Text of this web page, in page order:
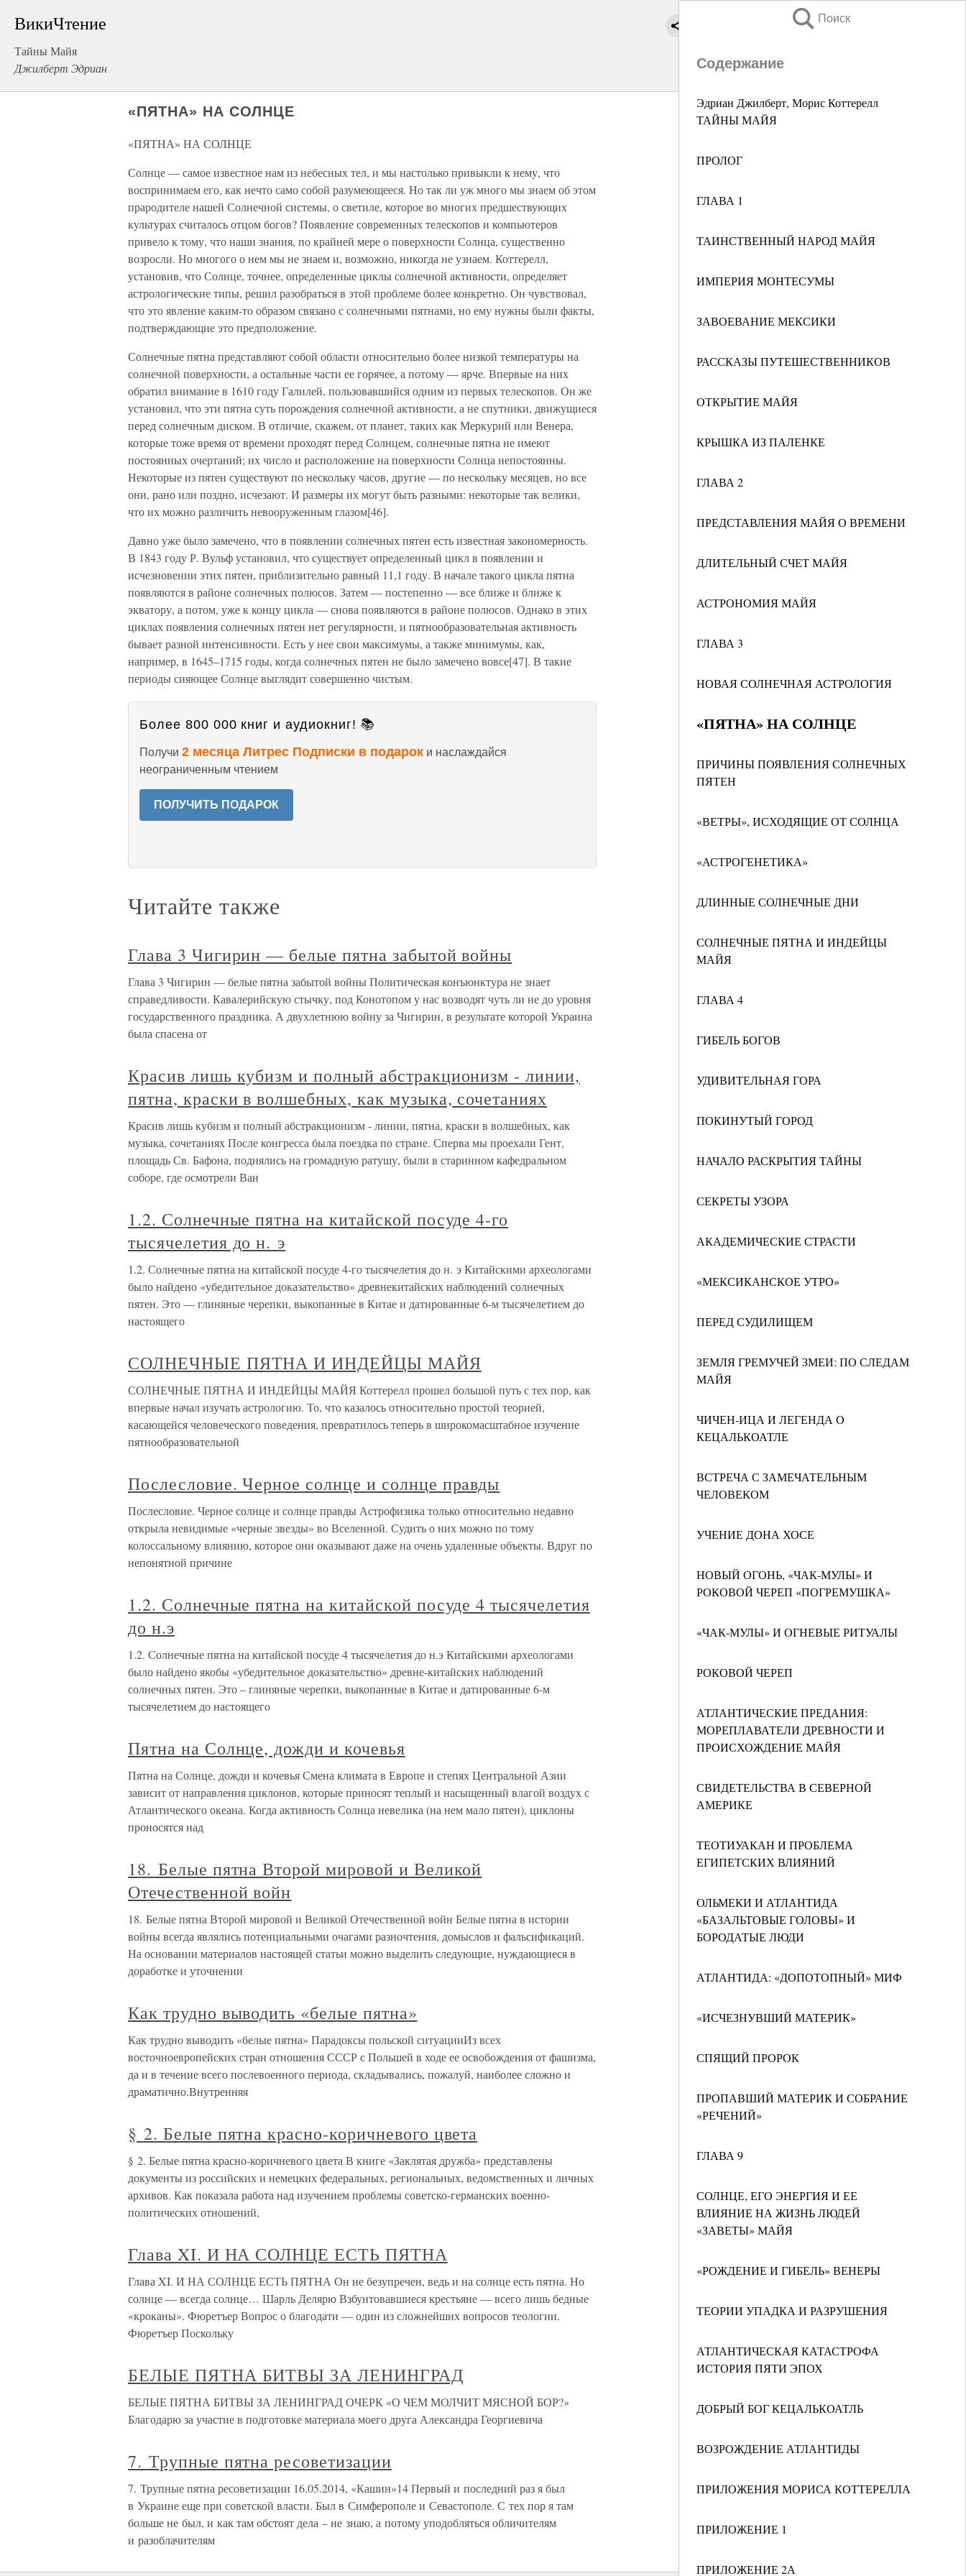
ВикиЧтение
Тайны Майя
Джилберт Эдриан
Поиск
Содержание
Эдриан Джилберт, Морис Коттерелл
ТАЙНЫ МАЙЯ
ПРОЛОГ
ГЛАВА 1
ТАИНСТВЕННЫЙ НАРОД МАЙЯ
ИМПЕРИЯ МОНТЕСУМЫ
ЗАВОЕВАНИЕ МЕКСИКИ
РАССКАЗЫ ПУТЕШЕСТВЕННИКОВ
ОТКРЫТИЕ МАЙЯ
КРЫШКА ИЗ ПАЛЕНКЕ
ГЛАВА 2
ПРЕДСТАВЛЕНИЯ МАЙЯ О ВРЕМЕНИ
ДЛИТЕЛЬНЫЙ СЧЕТ МАЙЯ
АСТРОНОМИЯ МАЙЯ
ГЛАВА 3
НОВАЯ СОЛНЕЧНАЯ АСТРОЛОГИЯ
«ПЯТНА» НА СОЛНЦЕ
ПРИЧИНЫ ПОЯВЛЕНИЯ СОЛНЕЧНЫХ
ПЯТЕН
«ВЕТРЫ», ИСХОДЯЩИЕ ОТ СОЛНЦА
«АСТРОГЕНЕТИКА»
ДЛИННЫЕ СОЛНЕЧНЫЕ ДНИ
СОЛНЕЧНЫЕ ПЯТНА И ИНДЕЙЦЫ
МАЙЯ
ГЛАВА 4
ГИБЕЛЬ БОГОВ
УДИВИТЕЛЬНАЯ ГОРА
ПОКИНУТЫЙ ГОРОД
НАЧАЛО РАСКРЫТИЯ ТАЙНЫ
СЕКРЕТЫ УЗОРА
АКАДЕМИЧЕСКИЕ СТРАСТИ
«МЕКСИКАНСКОЕ УТРО»
ПЕРЕД СУДИЛИЩЕМ
ЗЕМЛЯ ГРЕМУЧЕЙ ЗМЕИ: ПО СЛЕДАМ
МАЙЯ
ЧИЧЕН-ИЦА И ЛЕГЕНДА О
КЕЦАЛЬКОАТЛЕ
ВСТРЕЧА С ЗАМЕЧАТЕЛЬНЫМ
ЧЕЛОВЕКОМ
УЧЕНИЕ ДОНА ХОСЕ
НОВЫЙ ОГОНЬ, «ЧАК-МУЛЫ» И
РОКОВОЙ ЧЕРЕП «ПОГРЕМУШКА»
«ЧАК-МУЛЫ» И ОГНЕВЫЕ РИТУАЛЫ
РОКОВОЙ ЧЕРЕП
АТЛАНТИЧЕСКИЕ ПРЕДАНИЯ:
МОРЕПЛАВАТЕЛИ ДРЕВНОСТИ И
ПРОИСХОЖДЕНИЕ МАЙЯ
СВИДЕТЕЛЬСТВА В СЕВЕРНОЙ
АМЕРИКЕ
ТЕОТИУАКАН И ПРОБЛЕМА
ЕГИПЕТСКИХ ВЛИЯНИЙ
ОЛЬМЕКИ И АТЛАНТИДА
«БАЗАЛЬТОВЫЕ ГОЛОВЫ» И
БОРОДАТЫЕ ЛЮДИ
АТЛАНТИДА: «ДОПОТОПНЫЙ» МИФ
«ИСЧЕЗНУВШИЙ МАТЕРИК»
СПЯЩИЙ ПРОРОК
ПРОПАВШИЙ МАТЕРИК И СОБРАНИЕ
«РЕЧЕНИЙ»
ГЛАВА 9
СОЛНЦЕ, ЕГО ЭНЕРГИЯ И ЕЕ
ВЛИЯНИЕ НА ЖИЗНЬ ЛЮДЕЙ
«ЗАВЕТЫ» МАЙЯ
«РОЖДЕНИЕ И ГИБЕЛЬ» ВЕНЕРЫ
ТЕОРИИ УПАДКА И РАЗРУШЕНИЯ
АТЛАНТИЧЕСКАЯ КАТАСТРОФА
ИСТОРИЯ ПЯТИ ЭПОХ
ДОБРЫЙ БОГ КЕЦАЛЬКОАТЛЬ
ВОЗРОЖДЕНИЕ АТЛАНТИДЫ
ПРИЛОЖЕНИЯ МОРИСА КОТТЕРЕЛЛА
ПРИЛОЖЕНИЕ 1
ПРИЛОЖЕНИЕ 2А
«ПЯТНА» НА СОЛНЦЕ
«ПЯТНА» НА СОЛНЦЕ
Солнце — самое известное нам из небесных тел, и мы настолько привыкли к нему, что
воспринимаем его, как нечто само собой разумеющееся. Но так ли уж много мы знаем об этом
прародителе нашей Солнечной системы, о светиле, которое во многих предшествующих
культурах считалось отцом богов? Появление современных телескопов и компьютеров
привело к тому, что наши знания, по крайней мере о поверхности Солнца, существенно
возросли. Но многого о нем мы не знаем и, возможно, никогда не узнаем. Коттерелл,
установив, что Солнце, точнее, определенные циклы солнечной активности, определяет
астрологические типы, решил разобраться в этой проблеме более конкретно. Он чувствовал,
что это явление каким-то образом связано с солнечными пятнами, но ему нужны были факты,
подтверждающие это предположение.
Солнечные пятна представляют собой области относительно более низкой температуры на
солнечной поверхности, а остальные части ее горячее, а потому — ярче. Впервые на них
обратил внимание в 1610 году Галилей, пользовавшийся одним из первых телескопов. Он же
установил, что эти пятна суть порождения солнечной активности, а не спутники, движущиеся
перед солнечным диском. В отличие, скажем, от планет, таких как Меркурий или Венера,
которые тоже время от времени проходят перед Солнцем, солнечные пятна не имеют
постоянных очертаний; их число и расположение на поверхности Солнца непостоянны.
Некоторые из пятен существуют по нескольку часов, другие — по нескольку месяцев, но все
они, рано или поздно, исчезают. И размеры их могут быть разными: некоторые так велики,
что их можно различить невооруженным глазом[46].
Давно уже было замечено, что в появлении солнечных пятен есть известная закономерность.
В 1843 году Р. Вульф установил, что существует определенный цикл в появлении и
исчезновении этих пятен, приблизительно равный 11,1 году. В начале такого цикла пятна
появляются в районе солнечных полюсов. Затем — постепенно — все ближе и ближе к
экватору, а потом, уже к концу цикла — снова появляются в районе полюсов. Однако в этих
циклах появления солнечных пятен нет регулярности, и пятнообразовательная активность
бывает разной интенсивности. Есть у нее свои максимумы, а также минимумы, как,
например, в 1645–1715 годы, когда солнечных пятен не было замечено вовсе[47]. В такие
периоды сияющее Солнце выглядит совершенно чистым.
Более 800 000 книг и аудиокниг! 📚
Получи 2 месяца Литрес Подписки в подарок и наслаждайся
неограниченным чтением
ПОЛУЧИТЬ ПОДАРОК
Читайте также
Глава 3 Чигирин — белые пятна забытой войны
Глава 3 Чигирин — белые пятна забытой войны Политическая конъюнктура не знает
справедливости. Кавалерийскую стычку, под Конотопом у нас возводят чуть ли не до уровня
государственного праздника. А двухлетнюю войну за Чигирин, в результате которой Украина
была спасена от
Красив лишь кубизм и полный абстракционизм - линии,
пятна, краски в волшебных, как музыка, сочетаниях
Красив лишь кубизм и полный абстракционизм - линии, пятна, краски в волшебных, как
музыка, сочетаниях После конгресса была поездка по стране. Сперва мы проехали Гент,
площадь Св. Бафона, поднялись на громадную ратушу, были в старинном кафедральном
соборе, где осмотрели Ван
1.2. Солнечные пятна на китайской посуде 4-го
тысячелетия до н. э
1.2. Солнечные пятна на китайской посуде 4-го тысячелетия до н. э Китайскими археологами
было найдено «убедительное доказательство» древнекитайских наблюдений солнечных
пятен. Это — глиняные черепки, выкопанные в Китае и датированные 6-м тысячелетием до
настоящего
СОЛНЕЧНЫЕ ПЯТНА И ИНДЕЙЦЫ МАЙЯ
СОЛНЕЧНЫЕ ПЯТНА И ИНДЕЙЦЫ МАЙЯ Коттерелл прошел большой путь с тех пор, как
впервые начал изучать астрологию. То, что казалось относительно простой теорией,
касающейся человеческого поведения, превратилось теперь в широкомасштабное изучение
пятнообразовательной
Послесловие. Черное солнце и солнце правды
Послесловие. Черное солнце и солнце правды Астрофизика только относительно недавно
открыла невидимые «черные звезды» во Вселенной. Судить о них можно по тому
колоссальному влиянию, которое они оказывают даже на очень удаленные объекты. Вдруг по
непонятной причине
1.2. Солнечные пятна на китайской посуде 4 тысячелетия
до н.э
1.2. Солнечные пятна на китайской посуде 4 тысячелетия до н.э Китайскими археологами
было найдено якобы «убедительное доказательство» древне-китайских наблюдений
солнечных пятен. Это – глиняные черепки, выкопанные в Китае и датированные 6-м
тысячелетием до настоящего
Пятна на Солнце, дожди и кочевья
Пятна на Солнце, дожди и кочевья Смена климата в Европе и степях Центральной Азии
зависит от направления циклонов, которые приносят теплый и насыщенный влагой воздух с
Атлантического океана. Когда активность Солнца невелика (на нем мало пятен), циклоны
проносятся над
18. Белые пятна Второй мировой и Великой
Отечественной войн
18. Белые пятна Второй мировой и Великой Отечественной войн Белые пятна в истории
войны всегда являлись потенциальными очагами разночтения, домыслов и фальсификаций.
На основании материалов настоящей статьи можно выделить следующие, нуждающиеся в
доработке и уточнении
Как трудно выводить «белые пятна»
Как трудно выводить «белые пятна» Парадоксы польской ситуацииИз всех
восточноевропейских стран отношения СССР с Польшей в ходе ее освобождения от фашизма,
да и в течение всего послевоенного периода, складывались, пожалуй, наиболее сложно и
драматично.Внутренняя
§ 2. Белые пятна красно-коричневого цвета
§ 2. Белые пятна красно-коричневого цвета В книге «Заклятая дружба» представлены
документы из российских и немецких федеральных, региональных, ведомственных и личных
архивов. Как показала работа над изучением проблемы советско-германских военно-
политических отношений,
Глава XI. И НА СОЛНЦЕ ЕСТЬ ПЯТНА
Глава XI. И НА СОЛНЦЕ ЕСТЬ ПЯТНА Он не безупречен, ведь и на солнце есть пятна. Но
солнце — всегда солнце… Шарль Делярю Взбунтовавшиеся крестьяне — всего лишь бедные
«кроканы». Фюретъер Вопрос о благодати — один из сложнейших вопросов теологии.
Фюретъер Поскольку
БЕЛЫЕ ПЯТНА БИТВЫ ЗА ЛЕНИНГРАД
БЕЛЫЕ ПЯТНА БИТВЫ ЗА ЛЕНИНГРАД ОЧЕРК «О ЧЕМ МОЛЧИТ МЯСНОЙ БОР?»
Благодарю за участие в подготовке материала моего друга Александра Георгиевича
7. Трупные пятна ресоветизации
7. Трупные пятна ресоветизации 16.05.2014, «Кашин»14 Первый и последний раз я был
в Украине еще при советской власти. Был в Симферополе и Севастополе. С тех пор я там
больше не был, и как там обстоят дела – не знаю, а потому уподобляться обличителям
и разоблачителям